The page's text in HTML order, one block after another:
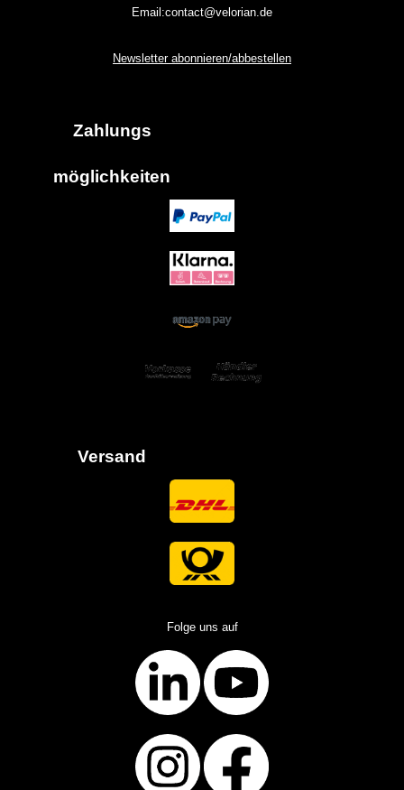
Email:contact@velorian.de
Newsletter abonnieren/abbestellen
Zahlungs
möglich keiten
Versand
Folge uns auf